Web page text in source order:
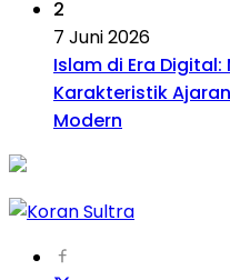
2
7 Juni 2026
Islam di Era
Karakteristik
Modern